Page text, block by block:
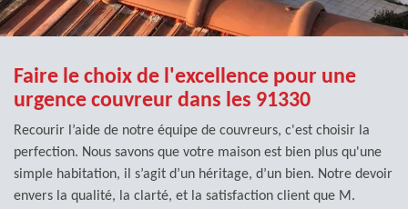
Faire le choix de l'excellence pour une
urgence couvreur dans les 91330
Recourir l’aide de notre équipe de couvreurs, c'est choisir la
perfection. Nous savons que votre maison est bien plus qu'une
simple habitation, il s’agit d’un héritage, d’un bien. Notre devoir
envers la qualité, la clarté, et la satisfaction client que M.